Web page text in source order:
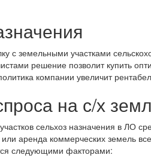
с земельными участками
решение позволит купить
компании увеличит
на с/х
сельхоз назначения в ЛО
аренда коммерческих земель
следующими факторами: